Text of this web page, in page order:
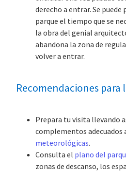
derecho a entrar. Se
parque el tiempo que se
la obra del genial
abandona la zona de
volver a entrar.
Recomendaciones para
Prepara tu visita llevando
complementos adecuados
meteorológicas.
Consulta el plano del
zonas de descanso, los